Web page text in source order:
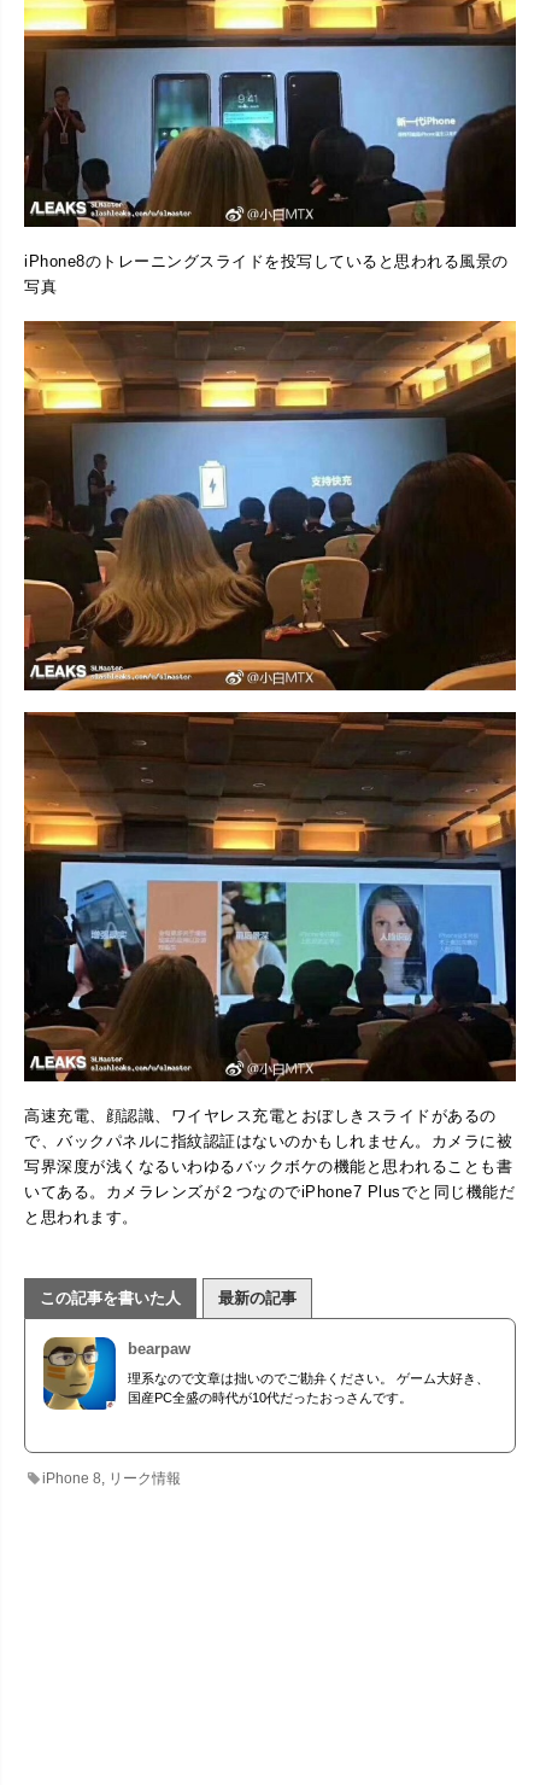
iPhone8のトレーニングスライドを投写していると思われる風景の
写真
高速充電、顔認識、ワイヤレス充電とおぼしきスライドがあるの
で、バックパネルに指紋認証はないのかもしれません。カメラに被
写界深度が浅くなるいわゆるバックボケの機能と思われることも書
いてある。カメラレンズが２つなのでiPhone7 Plusでと同じ機能だ
と思われます。
この記事を書いた人 最新の記事
bearpaw
理系なので文章は拙いのでご勘弁ください。 ゲーム大好き、
国産PC全盛の時代が10代だったおっさんです。
iPhone 8, リーク情報